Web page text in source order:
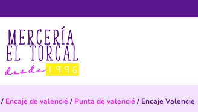
/ Encaje de valencié / Punta de valencié / Encaje Valencie